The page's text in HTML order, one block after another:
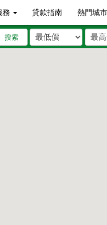
務 貸款指南 熱門城
搜索